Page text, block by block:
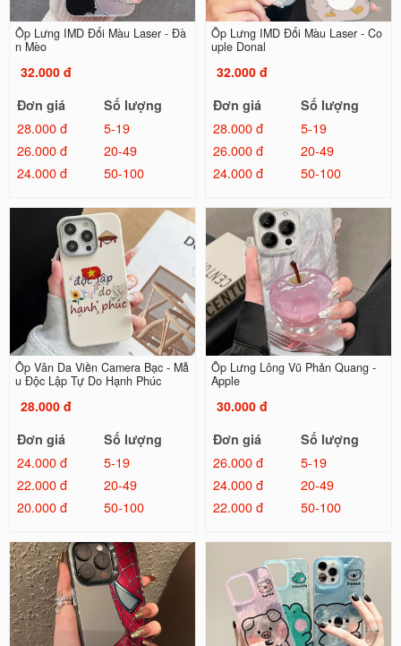
Ốp Lưng IMD Đổi Màu Laser - Đà
n Mèo
32.000 đ
Đơn giá
Số lượng
28.000 đ
5-19
26.000 đ
20-49
24.000 đ
50-100
Ốp Lưng IMD Đổi Màu Laser - Co
uple Donal
32.000 đ
Đơn giá
Số lượng
28.000 đ
5-19
26.000 đ
20-49
24.000 đ
50-100
Ốp Vân Da Viền Camera Bạc - Mẫ
u Độc Lập Tự Do Hạnh Phúc
28.000 đ
Đơn giá
Số lượng
24.000 đ
5-19
22.000 đ
20-49
20.000 đ
50-100
Ốp Lưng Lông Vũ Phản Quang -
Apple
30.000 đ
Đơn giá
Số lượng
26.000 đ
5-19
24.000 đ
20-49
22.000 đ
50-100